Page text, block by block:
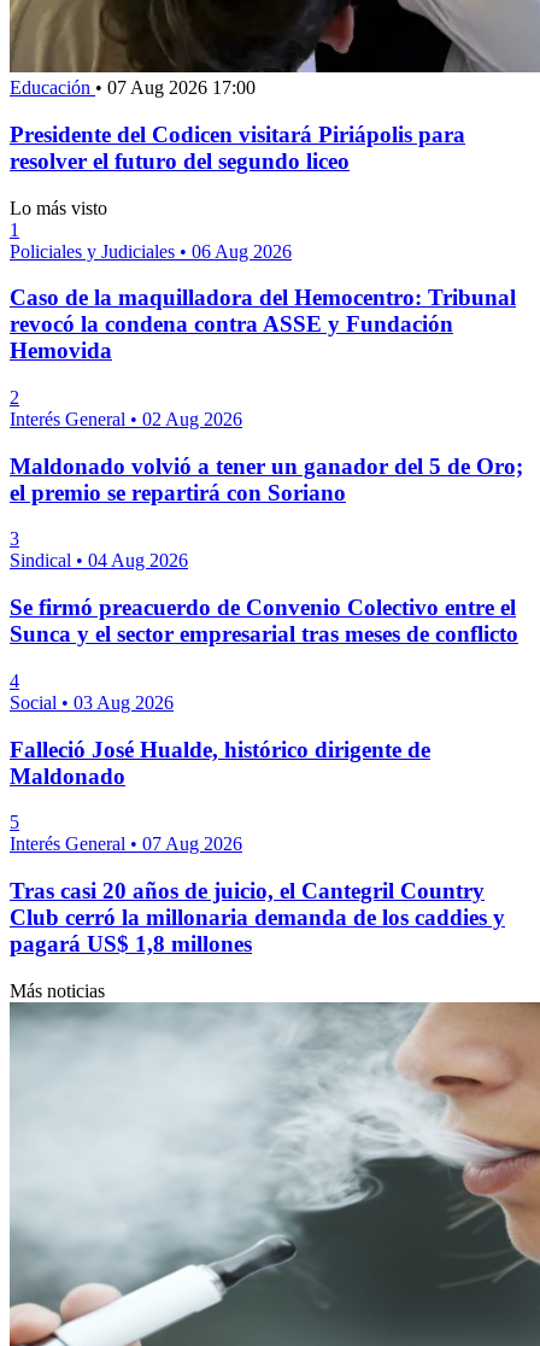
Educación • 07 Aug 2026 17:00
Presidente del Codicen visitará Piriápolis para
resolver el futuro del segundo liceo
Lo más visto
1
Policiales y Judiciales • 06 Aug 2026
Caso de la maquilladora del Hemocentro: Tribunal
revocó la condena contra ASSE y Fundación
Hemovida
2
Interés General • 02 Aug 2026
Maldonado volvió a tener un ganador del 5 de Oro;
el premio se repartirá con Soriano
3
Sindical • 04 Aug 2026
Se firmó preacuerdo de Convenio Colectivo entre el
Sunca y el sector empresarial tras meses de conflicto
4
Social • 03 Aug 2026
Falleció José Hualde, histórico dirigente de
Maldonado
5
Interés General • 07 Aug 2026
Tras casi 20 años de juicio, el Cantegril Country
Club cerró la millonaria demanda de los caddies y
pagará US$ 1,8 millones
Más noticias